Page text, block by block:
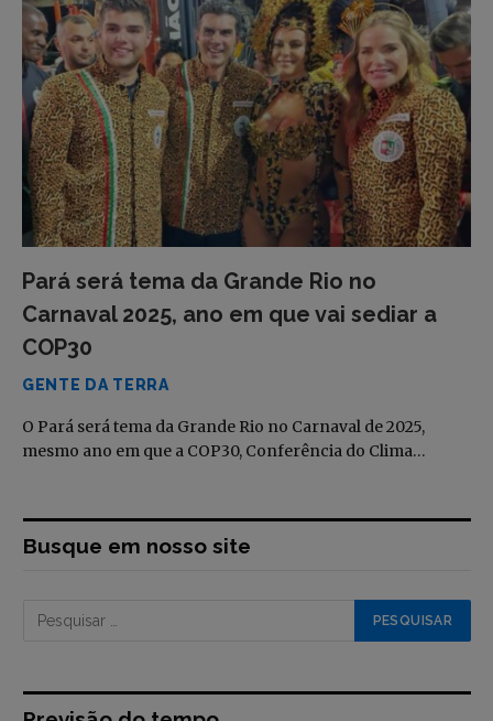
Pará será tema da Grande Rio no
Carnaval 2025, ano em que vai sediar a
COP30
GENTE DA TERRA
O Pará será tema da Grande Rio no Carnaval de 2025,
mesmo ano em que a COP30, Conferência do Clima…
Busque em nosso site